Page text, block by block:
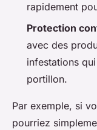
rapidement
Protection
avec des
infestations
portillon.
Par exemple, si
pourriez